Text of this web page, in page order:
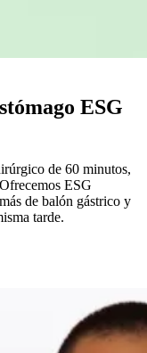
ESG
de 60 minutos,
ESG
de balón gástrico y
tarde.